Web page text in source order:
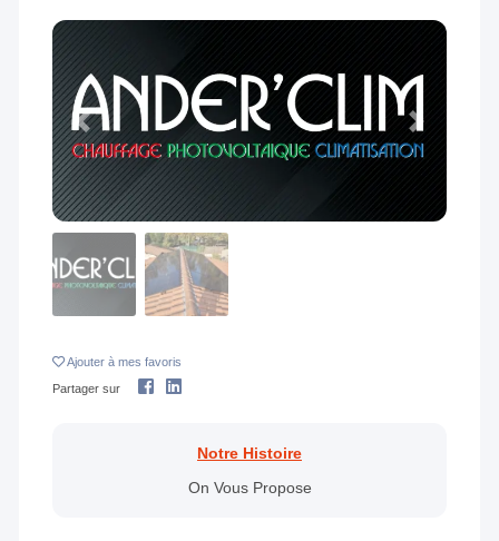
Previous Next
Ajouter à mes favoris
Partager sur
Notre Histoire
On Vous Propose